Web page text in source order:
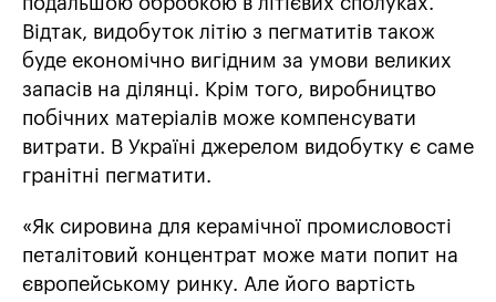
Відтак, видобуток літію з пегматитів також
буде економічно вигідним за умови великих
запасів на ділянці. Крім того, виробництво
побічних матеріалів може компенсувати
витрати. В Україні джерелом видобутку є саме
гранітні пегматити.
«Як сировина для керамічної промисловості
петалітовий концентрат може мати попит на
європейському ринку. Але його вартість